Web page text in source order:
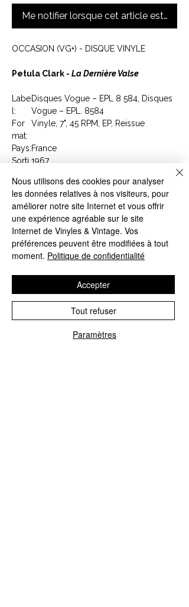
Me notifier lorsque cet article est
OCCASION (VG+) - DISQUE VINYLE
Petula Clark - La Dernière Valse
Labe
l:
Disques Vogue – EPL 8 584, Disques
Vogue – EPL. 8584
For
mat:
Vinyle, 7", 45 RPM, EP, Reissue
Pays:France
Sorti 1967
Genr
e:
Pop
Style
:
Chanson
Tracklist
A1 La Dernière Valse = The Last Waltz
L'Île-de-France
Article : EPL 8 584
Nous utilisons des cookies pour analyser
les données relatives à nos visiteurs, pour
améliorer notre site Internet et vous offrir
une expérience agréable sur le site
Internet de Vinyles & Vintage. Vos
préférences peuvent être modifiées à tout
moment. Politique de confidentialité
Paramètres
Tout refuser
Accepter